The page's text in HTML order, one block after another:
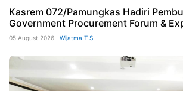
Kasrem 072/Pamungkas Hadiri
Government Procurement Forum &
05 August 2026 | Wijatma T S